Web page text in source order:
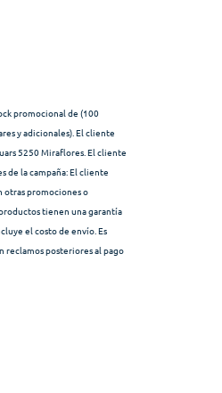
promocional de (100
y adicionales). El cliente
5250 Miraflores. El cliente
de la campaña: El cliente
otras promociones o
tienen una garantía
el costo de envío. Es
reclamos posteriores al pago